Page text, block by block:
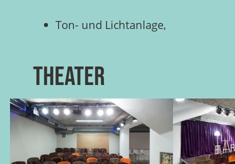
Ton- und Lichtanlage,
Theater